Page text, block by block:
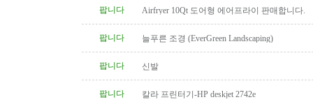
팝니다 Airfryer 10Qt 도어형 에어프라이 판매합니다.
팝니다 늘푸른 조경 (EverGreen Landscaping)
팝니다 신발
팝니다 칼라 프린터기-HP deskjet 2742e